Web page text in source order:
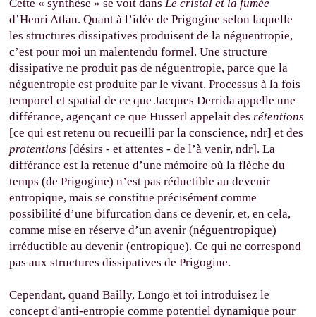
Cette « synthèse » se voit dans Le cristal et la fumée
d’Henri Atlan. Quant à l’idée de Prigogine selon laquelle
les structures dissipatives produisent de la néguentropie,
c’est pour moi un malentendu formel. Une structure
dissipative ne produit pas de néguentropie, parce que la
néguentropie est produite par le vivant. Processus à la fois
temporel et spatial de ce que Jacques Derrida appelle une
différance, agençant ce que Husserl appelait des rétentions
[ce qui est retenu ou recueilli par la conscience, ndr] et des
protentions [désirs - et attentes - de l’à venir, ndr]. La
différance est la retenue d’une mémoire où la flèche du
temps (de Prigogine) n’est pas réductible au devenir
entropique, mais se constitue précisément comme
possibilité d’une bifurcation dans ce devenir, et, en cela,
comme mise en réserve d’un avenir (néguentropique)
irréductible au devenir (entropique). Ce qui ne correspond
pas aux structures dissipatives de Prigogine.
Cependant, quand Bailly, Longo et toi introduisez le
concept d'anti-entropie comme potentiel dynamique pour